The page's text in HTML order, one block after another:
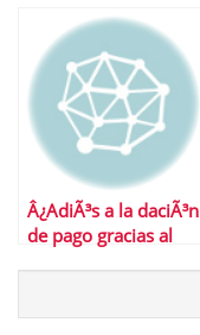
Â¿AdiÃ³s a la daciÃ³n
de pago gracias al